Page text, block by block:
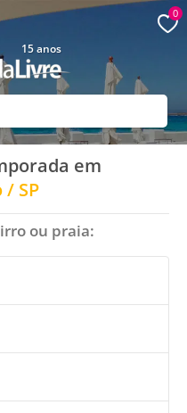
15 anos
0
em
/ SP
ou praia: